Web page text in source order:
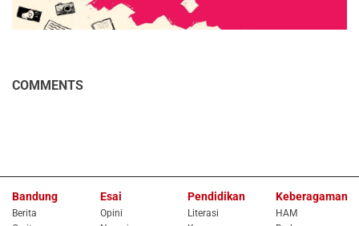
COMMENTS
Bandung
Berita
Esai
Opini
Pendidikan
Literasi
Keberagaman
HAM